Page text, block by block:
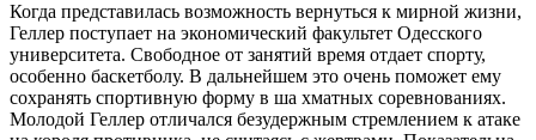
Когда представилась возможность вернуться к мирной жизни,
Геллер поступает на экономический факультет Одесского
университета. Свободное от занятий время отдает спорту,
особенно баскетболу. В дальнейшем это очень поможет ему
сохранять спортивную форму в ша хматных соревнованиях.
Молодой Геллер отличался безудержным стремлением к атаке